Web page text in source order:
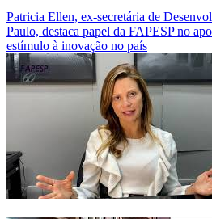
Patricia Ellen, ex-secretária de
Paulo, destaca papel da FAPESP no
estímulo à inovação no país